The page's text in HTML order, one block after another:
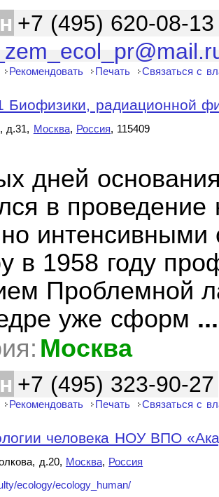
+7 (495) 620-08-
Рекомендовать Печать Связаться с
радиационной
д.31, Москва, Россия, 115409
дней
в
интенсивными
в 1958 году
Проблемной
уже сформ ...
Москва
+7 (495) 323-90-27
Рекомендовать Печать Связаться с
человека НОУ ВПО
д.20, Москва, Россия
ecology/ecology_human/